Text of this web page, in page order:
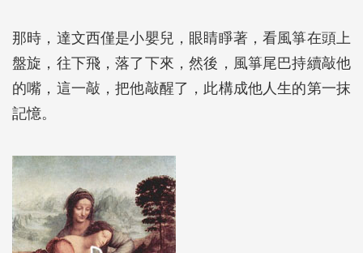
那時，達文西僅是小嬰兒，眼睛睜著，看風箏在頭上
盤旋，往下飛，落了下來，然後，風箏尾巴持續敲他
的嘴，這一敲，把他敲醒了，此構成他人生的第一抹
記憶。